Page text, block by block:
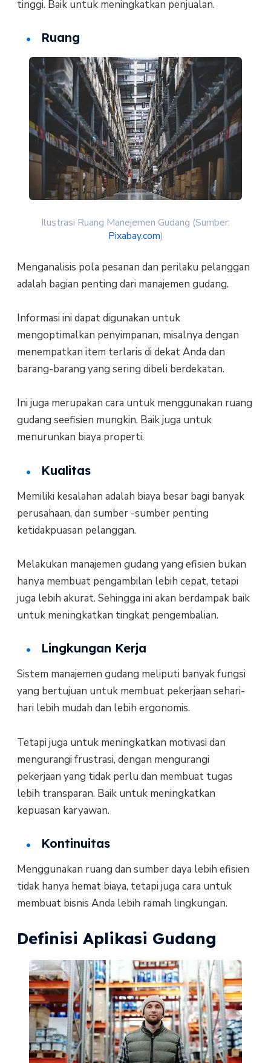
tinggi. Baik untuk meningkatkan penjualan.
Ruang
Ilustrasi Ruang Manejemen Gudang (Sumber:
Pixabay.com)
Menganalisis pola pesanan dan perilaku pelanggan
adalah bagian penting dari manajemen gudang.
Informasi ini dapat digunakan untuk
mengoptimalkan penyimpanan, misalnya dengan
menempatkan item terlaris di dekat Anda dan
barang-barang yang sering dibeli berdekatan.
Ini juga merupakan cara untuk menggunakan ruang
gudang seefisien mungkin. Baik juga untuk
menurunkan biaya properti.
Kualitas
Memiliki kesalahan adalah biaya besar bagi banyak
perusahaan, dan sumber -sumber penting
ketidakpuasan pelanggan.
Melakukan manajemen gudang yang efisien bukan
hanya membuat pengambilan lebih cepat, tetapi
juga lebih akurat. Sehingga ini akan berdampak baik
untuk meningkatkan tingkat pengembalian.
Lingkungan Kerja
Sistem manajemen gudang meliputi banyak fungsi
yang bertujuan untuk membuat pekerjaan sehari-
hari lebih mudah dan lebih ergonomis.
Tetapi juga untuk meningkatkan motivasi dan
mengurangi frustrasi, dengan mengurangi
pekerjaan yang tidak perlu dan membuat tugas
lebih transparan. Baik untuk meningkatkan
kepuasan karyawan.
Kontinuitas
Menggunakan ruang dan sumber daya lebih efisien
tidak hanya hemat biaya, tetapi juga cara untuk
membuat bisnis Anda lebih ramah lingkungan.
Definisi Aplikasi Gudang